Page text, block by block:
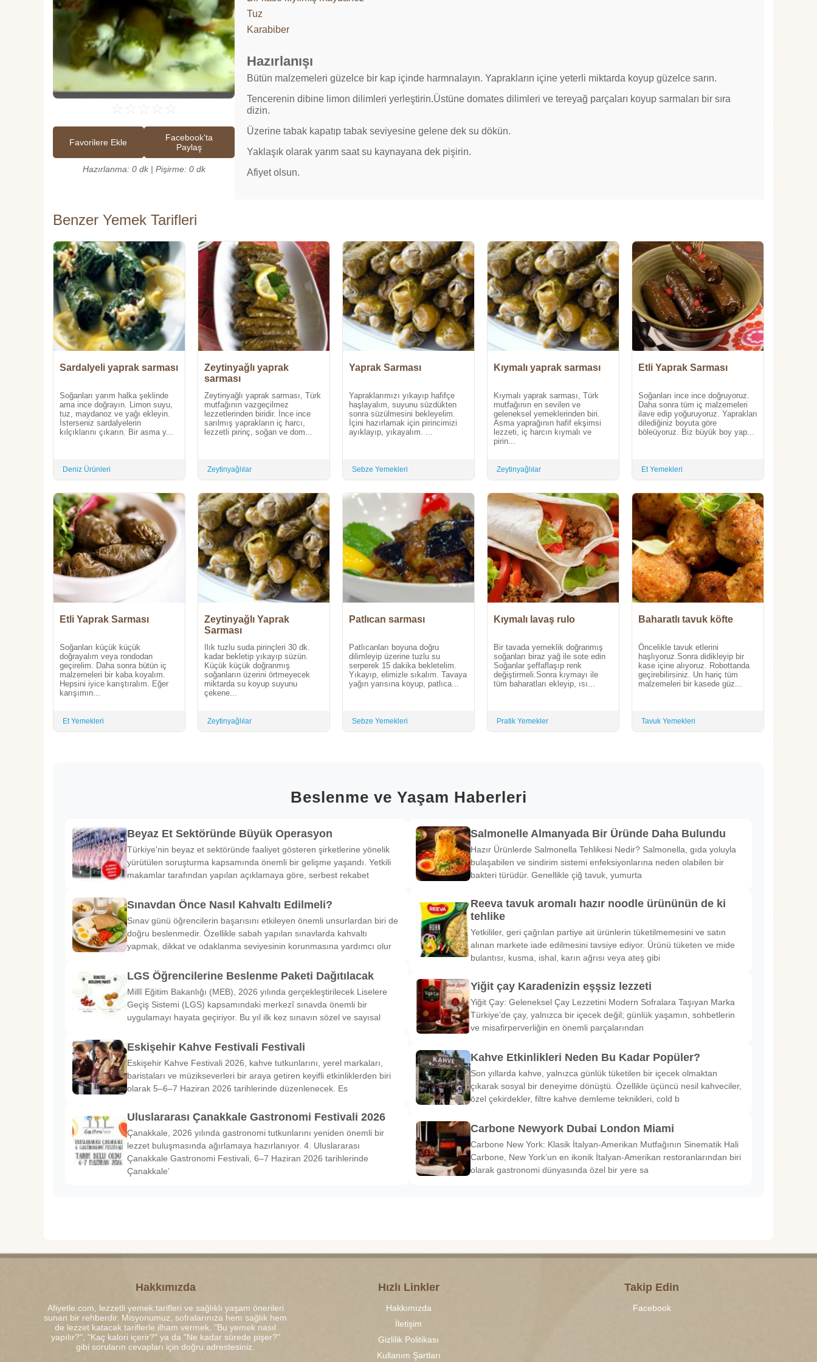
☆ ☆ ☆ ☆ ☆
Favorilere Ekle
Facebook'ta
Paylaş
Hazırlanma: 0 dk | Pişirme: 0 dk
Tuz
Karabiber
Hazırlanışı
Bütün malzemeleri güzelce bir kap içinde harmnalayın. Yaprakların içine yeterli miktarda koyup güzelce sarın.
Tencerenin dibine limon dilimleri yerleştirin.Üstüne domates dilimleri ve tereyağ parçaları koyup sarmaları bir sıra
dizin.
Üzerine tabak kapatıp tabak seviyesine gelene dek su dökün.
Yaklaşık olarak yarım saat su kaynayana dek pişirin.
Afiyet olsun.
Benzer Yemek Tarifleri
Sardalyeli yaprak sarması
Soğanları yarım halka şeklinde
ama ince doğrayın. Limon suyu,
tuz, maydanoz ve yağı ekleyin.
İsterseniz sardalyelerin
kılçıklarını çıkarın. Bir asma y...
Deniz Ürünleri
Zeytinyağlı yaprak
sarması
Zeytinyağlı yaprak sarması, Türk
mutfağının vazgeçilmez
lezzetlerinden biridir. İnce ince
sarılmış yaprakların iç harcı,
lezzetli pirinç, soğan ve dom...
Zeytinyağlılar
Yaprak Sarması
Yapraklarımızı yıkayıp hafifçe
haşlayalım, suyunu süzdükten
sonra süzülmesini bekleyelim.
İçini hazırlamak için pirincimizi
ayıklayıp, yıkayalım. ...
Sebze Yemekleri
Kıymalı yaprak sarması
Kıymalı yaprak sarması, Türk
mutfağının en sevilen ve
geleneksel yemeklerinden biri.
Asma yaprağının hafif ekşimsi
lezzeti, iç harcın kıymalı ve
pirin...
Zeytinyağlılar
Etli Yaprak Sarması
Soğanları ince ince doğruyoruz.
Daha sonra tüm iç malzemeleri
ilave edip yoğuruyoruz. Yaprakları
dilediğiniz boyuta göre
böleüyoruz. Biz büyük boy yap...
Et Yemekleri
Etli Yaprak Sarması
Soğanları küçük küçük
doğrayalım veya rondodan
geçirelim. Daha sonra bütün iç
malzemeleri bir kaba koyalım.
Hepsini iyice karıştıralım. Eğer
karışımın...
Et Yemekleri
Zeytinyağlı Yaprak
Sarması
Ilık tuzlu suda pirinçleri 30 dk.
kadar bekletip yıkayıp süzün.
Küçük küçük doğranmış
soğanların üzerini örtmeyecek
miktarda su koyup suyunu
çekene...
Zeytinyağlılar
Patlıcan sarması
Patlıcanları boyuna doğru
dilimleyip üzerine tuzlu su
serperek 15 dakika bekletelim.
Yıkayıp, elimizle sıkalım. Tavaya
yağın yarısına koyup, patlıca...
Sebze Yemekleri
Kıymalı lavaş rulo
Bir tavada yemeklik doğranmış
soğanları biraz yağ ile sote edin
Soğanlar şeffaflaşıp renk
değiştirmeli.Sonra kıymayı ile
tüm baharatları ekleyip, ısı...
Pratik Yemekler
Baharatlı tavuk köfte
Öncelikle tavuk etlerini
haşlıyoruz.Sonra didikleyip bir
kase içine alıyoruz. Robottanda
geçirebilirsiniz. Un hariç tüm
malzemeleri bir kasede güz...
Tavuk Yemekleri
Beslenme ve Yaşam Haberleri
Beyaz Et Sektöründe Büyük Operasyon
Türkiye'nin beyaz et sektöründe faaliyet gösteren şirketlerine yönelik
yürütülen soruşturma kapsamında önemli bir gelişme yaşandı. Yetkili
makamlar tarafından yapılan açıklamaya göre, serbest rekabet
Sınavdan Önce Nasıl Kahvaltı Edilmeli?
Sınav günü öğrencilerin başarısını etkileyen önemli unsurlardan biri de
doğru beslenmedir. Özellikle sabah yapılan sınavlarda kahvaltı
yapmak, dikkat ve odaklanma seviyesinin korunmasına yardımcı olur
LGS Öğrencilerine Beslenme Paketi Dağıtılacak
Millî Eğitim Bakanlığı (MEB), 2026 yılında gerçekleştirilecek Liselere
Geçiş Sistemi (LGS) kapsamındaki merkezî sınavda önemli bir
uygulamayı hayata geçiriyor. Bu yıl ilk kez sınavın sözel ve sayısal
Eskişehir Kahve Festivali Festivali
Eskişehir Kahve Festivali 2026, kahve tutkunlarını, yerel markaları,
baristaları ve müzikseverleri bir araya getiren keyifli etkinliklerden biri
olarak 5–6–7 Haziran 2026 tarihlerinde düzenlenecek. Es
Uluslararası Çanakkale Gastronomi Festivali 2026
Çanakkale, 2026 yılında gastronomi tutkunlarını yeniden önemli bir
lezzet buluşmasında ağırlamaya hazırlanıyor. 4. Uluslararası
Çanakkale Gastronomi Festivali, 6–7 Haziran 2026 tarihlerinde
Çanakkale’
Salmonelle Almanyada Bir Üründe Daha Bulundu
Hazır Ürünlerde Salmonella Tehlikesi Nedir? Salmonella, gıda yoluyla
bulaşabilen ve sindirim sistemi enfeksiyonlarına neden olabilen bir
bakteri türüdür. Genellikle çiğ tavuk, yumurta
Reeva tavuk aromalı hazır noodle ürününün de ki
tehlike
Yetkililer, geri çağrılan partiye ait ürünlerin tüketilmemesini ve satın
alınan markete iade edilmesini tavsiye ediyor. Ürünü tüketen ve mide
bulantısı, kusma, ishal, karın ağrısı veya ateş gibi
Yiğit çay Karadenizin eşşsiz lezzeti
Yiğit Çay: Geleneksel Çay Lezzetini Modern Sofralara Taşıyan Marka
Türkiye’de çay, yalnızca bir içecek değil; günlük yaşamın, sohbetlerin
ve misafirperverliğin en önemli parçalarından
Kahve Etkinlikleri Neden Bu Kadar Popüler?
Son yıllarda kahve, yalnızca günlük tüketilen bir içecek olmaktan
çıkarak sosyal bir deneyime dönüştü. Özellikle üçüncü nesil kahveciler,
özel çekirdekler, filtre kahve demleme teknikleri, cold b
Carbone Newyork Dubai London Miami
Carbone New York: Klasik İtalyan-Amerikan Mutfağının Sinematik Hali
Carbone, New York’un en ikonik İtalyan-Amerikan restoranlarından biri
olarak gastronomi dünyasında özel bir yere sa
Hakkımızda
Afiyetle.com, lezzetli yemek tarifleri ve sağlıklı yaşam önerileri
sunan bir rehberdir. Misyonumuz, sofralarınıza hem sağlık hem
de lezzet katacak tariflerle ilham vermek. "Bu yemek nasıl
yapılır?", "Kaç kalori içerir?" ya da "Ne kadar sürede pişer?"
gibi soruların cevapları için doğru adrestesiniz.
Hızlı Linkler
Hakkımızda
İletişim
Gizlilik Politikası
Kullanım Şartları
Takip Edin
Facebook